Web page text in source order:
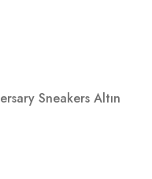
Sneakers Altın